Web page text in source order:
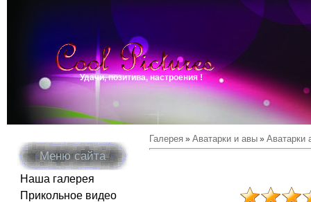
Удачи, позитива, настроения !
Меню сайта
Наша галерея
Прикольное видео
Галерея » Аватарки и авы» Аватарки